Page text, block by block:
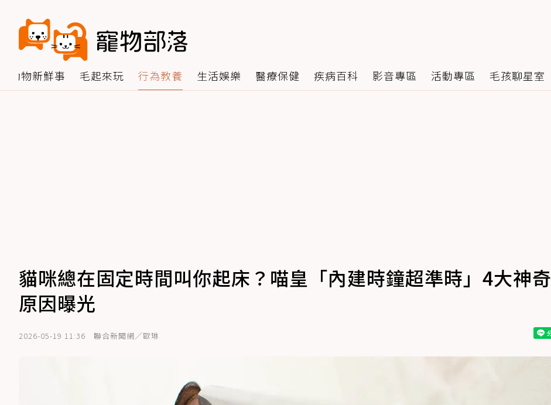
動物新鮮事 毛起來玩 行為教養 生活娛樂 醫療保健 疾病百科 影音專區 活動專區 毛孩聊星室
貓咪總在固定時間叫你起床？喵皇「內建時鐘超準時」4大神奇
原因曝光
2026-05-19 11:36 聯合新聞網／歐琳